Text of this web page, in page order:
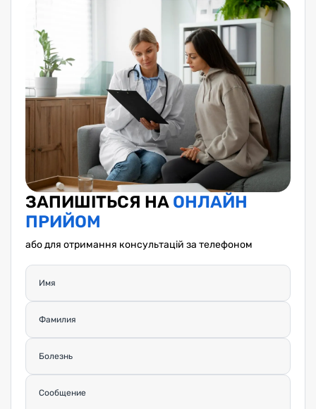
ЗАПИШІТЬСЯ НА ОНЛАЙН
ПРИЙОМ
або для отримання консультацій за телефоном